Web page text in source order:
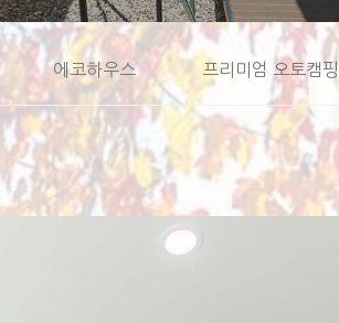
에코하우스 프리미엄 오토캠핑